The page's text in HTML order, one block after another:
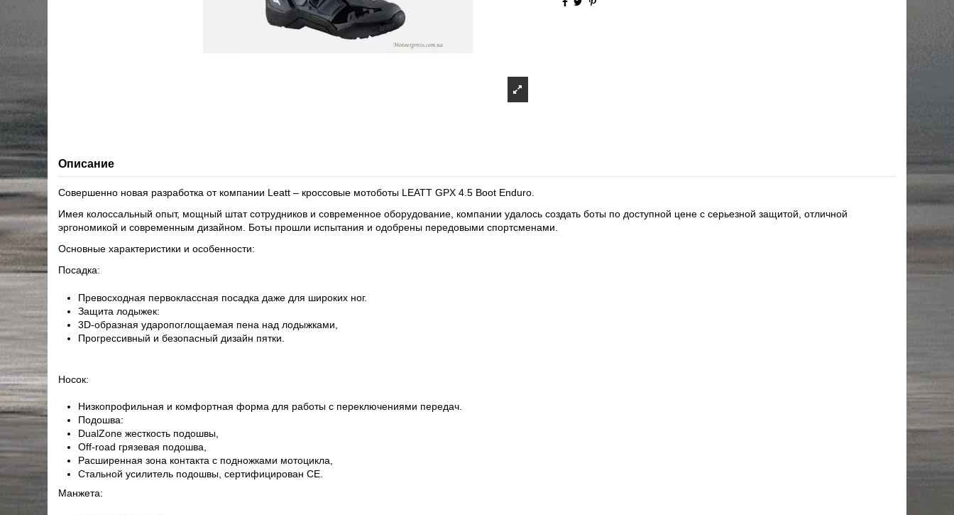
Описание
Совершенно новая разработка от компании Leatt – кроссовые мотоботы LEATT GPX 4.5 Boot Enduro.
Имея колоссальный опыт, мощный штат сотрудников и современное оборудование, компании удалось создать боты по доступной цене с серьезной защитой, отличной
эргономикой и современным дизайном. Боты прошли испытания и одобрены передовыми спортсменами.
Основные характеристики и особенности:
Посадка:
Превосходная первоклассная посадка даже для широких ног.
Защита лодыжек:
3D-образная ударопоглощаемая пена над лодыжками,
Прогрессивный и безопасный дизайн пятки.
Носок:
Низкопрофильная и комфортная форма для работы с переключениями передач.
Подошва:
DualZone жесткость подошвы,
Off-road грязевая подошва,
Расширенная зона контакта с подножками мотоцикла,
Стальной усилитель подошвы, сертифицирован CE.
Манжета: